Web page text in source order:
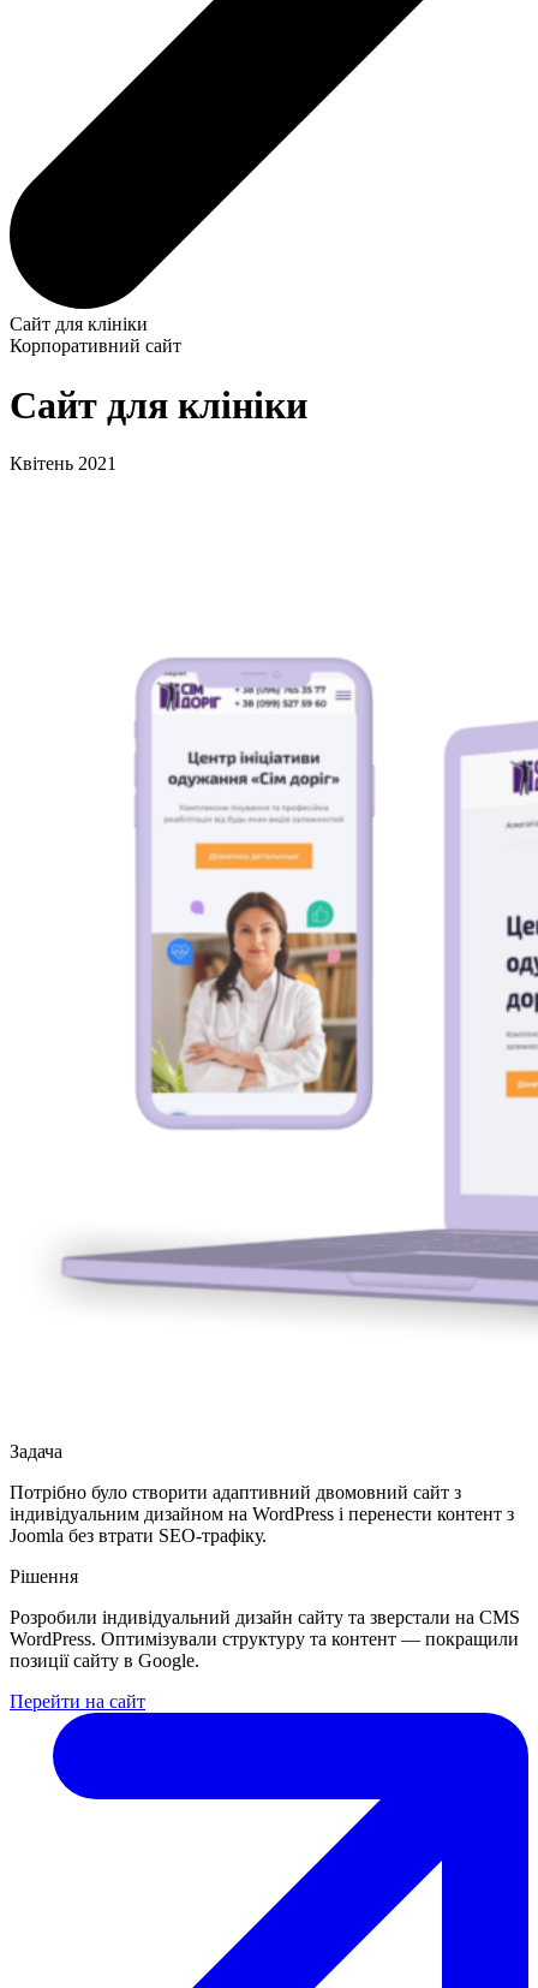
Сайт для клініки
Корпоративний сайт
Сайт для клініки
Квітень 2021
Задача
Потрібно було створити адаптивний двомовний сайт з
індивідуальним дизайном на WordPress і перенести контент з
Joomla без втрати SEO-трафіку.
Рішення
Розробили індивідуальний дизайн сайту та зверстали на CMS
WordPress. Оптимізували структуру та контент — покращили
позиції сайту в Google.
Перейти на сайт